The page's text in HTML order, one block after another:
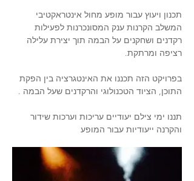
תכנון ויעוץ עבור מופע מחול אינטראקטיבי
המשלב הקרנות ענק המסונכרנות לפעילות
רקדנים ושחקנים על הבמה תוך יצירת עלילה
רציפה ומרתקת.
בפרויקט הזה תכננו את האינטגרציה בין הפקת
התוכן, הציוד הטכנולוגי והרקדנים שעל הבמה .
תננו ימי צילם יעודיים עריכות וערכות שידור
והקרנה ייעודיות עבור המופע